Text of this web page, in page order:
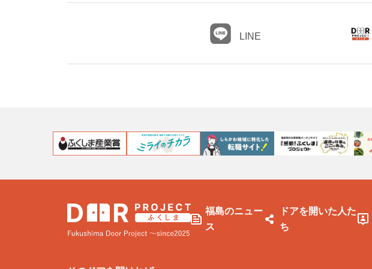
LINE
福島のニュー
ス
ドアを開いた人た
ち